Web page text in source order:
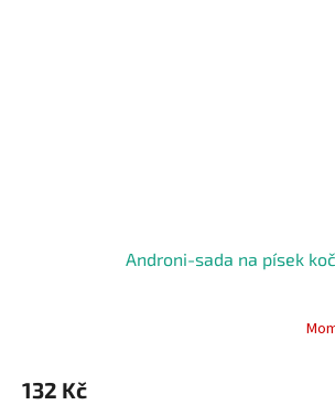
Androni-sada na písek
132 Kč